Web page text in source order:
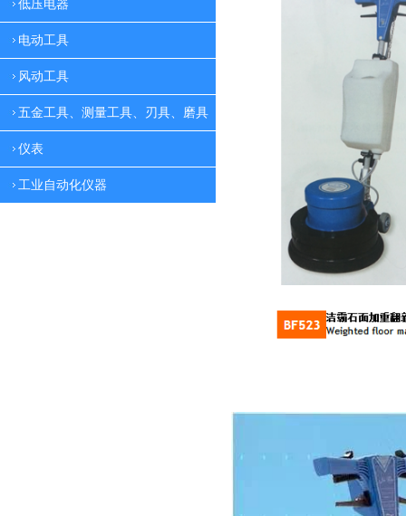
低压电器
电动工具
风动工具
五金工具、测量工具、刃具、磨具
仪表
工业自动化仪器